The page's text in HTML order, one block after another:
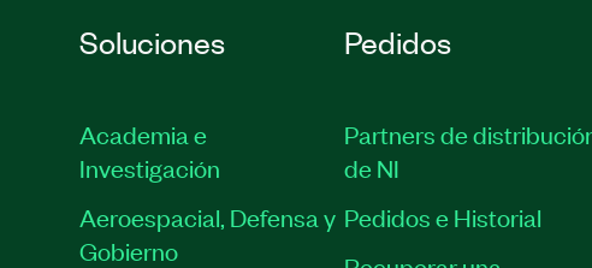
Soluciones
Academia e
Investigación
Aeroespacial, Defensa y
Gobierno
Pedidos
Partners de
de NI
Pedidos e Historial